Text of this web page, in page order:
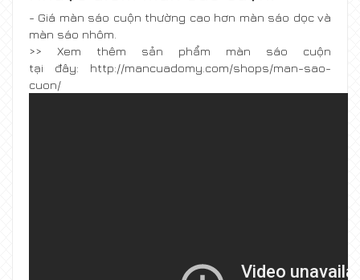
- Giá màn sáo cuộn thường cao hơn màn sáo dọc và
màn sáo nhôm.
>> Xem thêm sản phẩm màn sáo cuộn
tại đây: http://mancuadomy.com/shops/man-sao-
cuon/